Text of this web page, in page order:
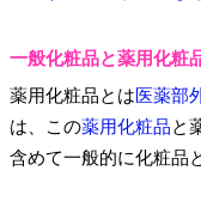
一般化粧品と薬用化粧
薬用化粧品とは 医薬部
は、この薬用化粧品と
含めて一般的に化粧品